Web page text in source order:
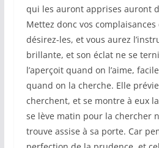
qui les auront apprises auront
Mettez donc vos
désirez-les, et vous aurez
brillante, et son éclat ne se
l’aperçoit quand on l’aime,
quand on la cherche. Elle
cherchent, et se montre à eux
se lève matin pour la chercher
trouve assise à sa porte. Car